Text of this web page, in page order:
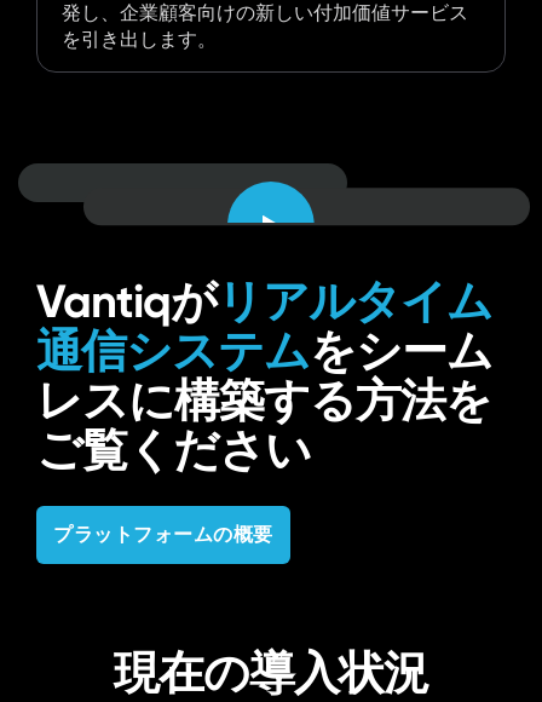
発し、企業顧客向けの新しい付加価値サービス
を引き出します。
Watch
video
Vantiqがリアルタイム
通信システムをシーム
レスに構築する方法を
ご覧ください
プラットフォームの概要
現在の導入状況